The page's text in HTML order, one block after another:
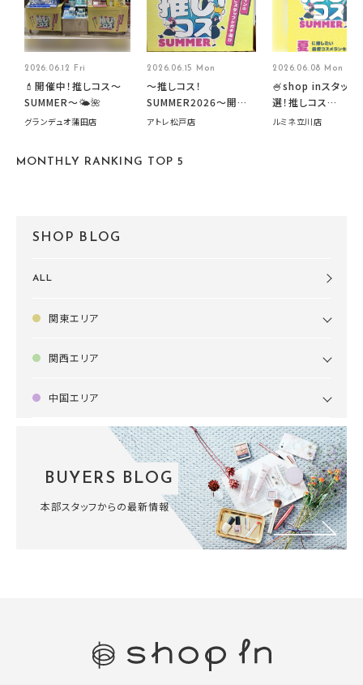
2026.06.12 Fri
💄開催中！推しコス〜
SUMMER〜🌤️🌺
グランデュオ蒲田店
2026.06.15 Mon
～推しコス！
SUMMER2026～開催
中です！
アトレ松戸店
2026.06.08 Mon
🍧shop inスタッフ
選！推しコス
summer2026開催
ルミネ立川店
MONTHLY RANKING TOP 5
SHOP BLOG
ALL
関東エリア
関西エリア
中国エリア
BUYERS BLOG
本部スタッフからの最新情報